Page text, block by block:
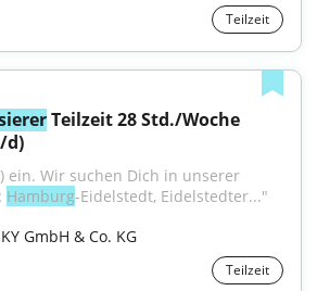
Teilzeit
Teilzeit 28 Std./Woche
d)
ein. Wir suchen Dich in unserer
Hamburg-Eidelstedt, Eidelstedter..."
GmbH & Co. KG
Teilzeit